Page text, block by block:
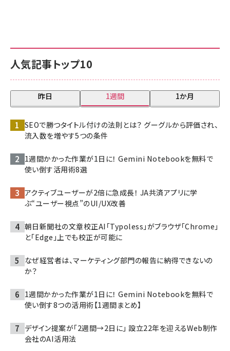
人気記事トップ10
昨日 1週間 1か月
SEOで勝つタイトル付けの法則とは？ グーグルから評価され、
流入数を増やす5つの条件
1週間かかった作業が1日に！ Gemini Notebookを無料で
使い倒す活用術8選
アクティブユーザーが2倍に急成長！ JA共済アプリに学
ぶ“ユーザー視点”のUI/UX改善
朝日新聞社の文章校正AI「Typoless」がブラウザ「Chrome」
と「Edge」上でも校正が可能に
なぜ経営者は、マーケティング部門の報告に納得できないの
か？
1週間かかった作業が1日に！ Gemini Notebookを無料で
使い倒す8つの活用術【1週間まとめ】
デザイン提案が「2週間→2日に」 設立22年を迎えるWeb制作
会社のAI活用法